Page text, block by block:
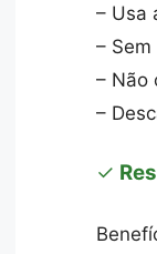
– Usa
–
– Não
–
✓